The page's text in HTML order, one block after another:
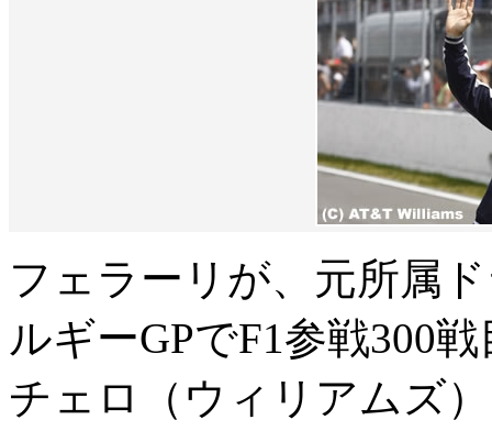
フェラーリが、元所属
ルギーGPでF1参戦300
チェロ（ウィリアムズ